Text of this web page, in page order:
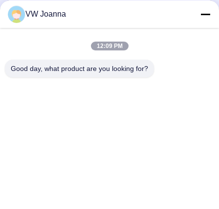
VW Joanna
12:09 PM
Good day, what product are you looking for?